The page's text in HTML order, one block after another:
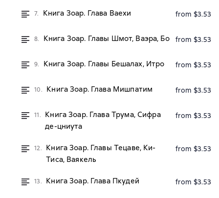
7. Книга Зоар. Глава Ваехи from $3.53
8. Книга Зоар. Главы Шмот, Ваэра, Бо from $3.53
9. Книга Зоар. Главы Бешалах, Итро from $3.53
10. Книга Зоар. Глава Мишпатим from $3.53
11.
Книга Зоар. Глава Трума, Сифра
де-цниута
from $3.53
12.
Книга Зоар. Главы Тецаве, Ки-
Тиса, Ваякель
from $3.53
13. Книга Зоар. Глава Пкудей from $3.53